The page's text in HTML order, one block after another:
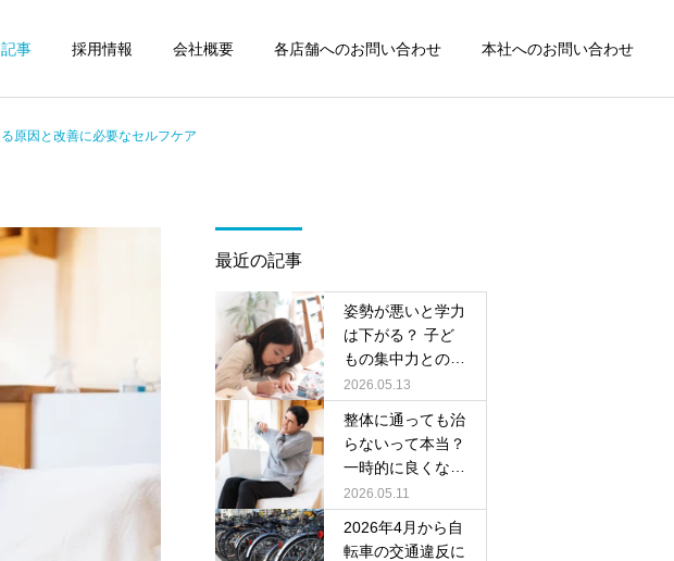
記事 採用情報 会社概要 各店舗へのお問い合わせ 本社へのお問い合わせ
駅前整体院 国分寺駅前整骨院
井駅前整体院 東小金井駅前整骨院
険なルールと注意点
国分寺・小金井で交通事故
後のむち打ちにお悩みの方
へ｜整形外科と整骨院の違
いと正しい通い方
原因と改善に必要なセルフケア
最近の記事
姿勢が悪いと学力
は下がる？ 子ど
もの集中力との関
係を整体院がやさ
しく解説
2026.05.13
整体に通っても治
らないって本当？
一時的に良くなる
原因と改善に必要
なセルフケア
2026.05.11
2026年4月から自
転車の交通違反に